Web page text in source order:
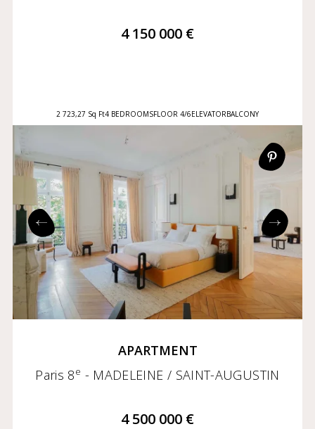
4 150 000 €
2 723,27 Sq Ft4 BEDROOMSFLOOR 4/6ELEVATORBALCONY
APARTMENT
Paris 8e - MADELEINE / SAINT-AUGUSTIN
4 500 000 €